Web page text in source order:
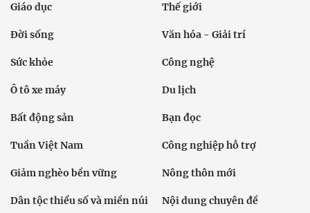
Giáo dục Thế giới
Đời sống Văn hóa - Giải trí
Sức khỏe Công nghệ
Ô tô xe máy Du lịch
Bất động sản Bạn đọc
Tuần Việt Nam Công nghiệp hỗ trợ
Giảm nghèo bền vững Nông thôn mới
Dân tộc thiểu số và miền núi Nội dung chuyên đề